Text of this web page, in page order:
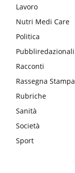
Lavoro
Nutri Medi Care
Politica
Pubbliredazionali
Racconti
Rassegna Stampa
Rubriche
Sanità
Società
Sport